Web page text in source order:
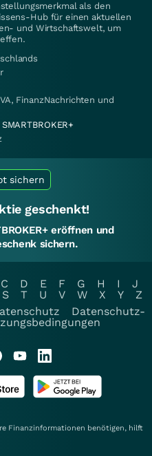
als den
Hub für einen aktuellen
und Wirtschaftswelt, um
FinanzNachrichten und
SMARTBROKER+
sichern
geschenkt!
eröffnen und
sichern.
C D E F G H I
J
S T U V W X Y
Z
Datenschutz-
Finanzinformationen benötigen, hilft